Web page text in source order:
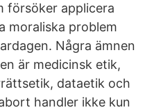
försöker applicera
moraliska problem
Några ämnen
är medicinsk etik,
dataetik och
handler ikke kun